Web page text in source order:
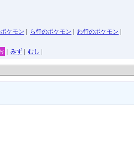
ケモン ら行のポケモン わ行のポケモン
みず むし